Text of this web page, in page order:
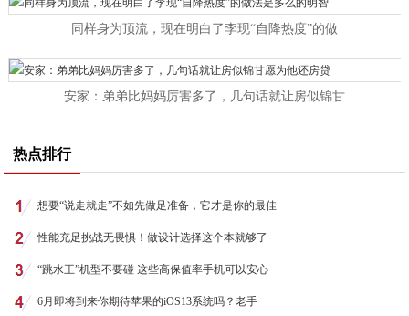
同样身为顶流，现在明白了李现“自降热度”的做
安家：弟弟比妈妈厉害多了，几句话就让房似锦甘
热点排行
想要“说走就走”不如先做足准备，它才是你的最佳
性能充足挑战无畏惧！做设计选择这个本就够了
“跳水王”机型不要碰 这些高保值率手机可以安心
6月即将到来你期待苹果的iOS13系统吗？老手